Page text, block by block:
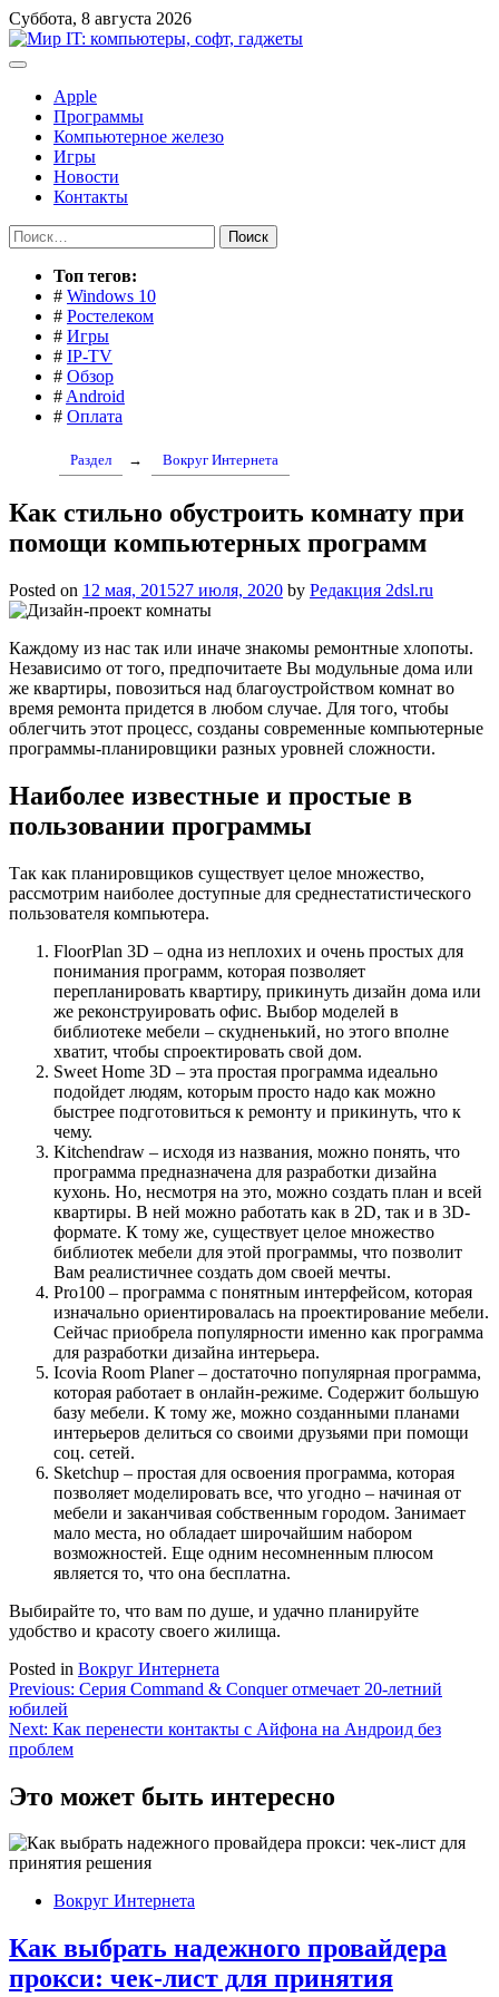
Перейти
к
содержимому
Суббота, 8 августа 2026
Apple
Программы
Компьютерное железо
Игры
Новости
Контакты
Найти:
Toп тегов:
# Windows 10
# Ростелеком
# Игры
# IP-TV
# Обзор
# Android
# Оплата
Раздел → Вокруг Интернета
Как стильно обустроить комнату при
помощи компьютерных программ
Posted on 12 мая, 201527 июля, 2020 by Редакция 2dsl.ru
Каждому из нас так или иначе знакомы ремонтные хлопоты.
Независимо от того, предпочитаете Вы модульные дома или
же квартиры, повозиться над благоустройством комнат во
время ремонта придется в любом случае. Для того, чтобы
облегчить этот процесс, созданы современные компьютерные
программы-планировщики разных уровней сложности.
Наиболее известные и простые в
пользовании программы
Так как планировщиков существует целое множество,
рассмотрим наиболее доступные для среднестатистического
пользователя компьютера.
FloorPlan 3D – одна из неплохих и очень простых для
понимания программ, которая позволяет
перепланировать квартиру, прикинуть дизайн дома или
же реконструировать офис. Выбор моделей в
библиотеке мебели – скудненький, но этого вполне
хватит, чтобы спроектировать свой дом.
Sweet Home 3D – эта простая программа идеально
подойдет людям, которым просто надо как можно
быстрее подготовиться к ремонту и прикинуть, что к
чему.
Kitchendraw – исходя из названия, можно понять, что
программа предназначена для разработки дизайна
кухонь. Но, несмотря на это, можно создать план и всей
квартиры. В ней можно работать как в 2D, так и в 3D-
формате. К тому же, существует целое множество
библиотек мебели для этой программы, что позволит
Вам реалистичнее создать дом своей мечты.
Pro100 – программа с понятным интерфейсом, которая
изначально ориентировалась на проектирование мебели.
Сейчас приобрела популярности именно как программа
для разработки дизайна интерьера.
Icovia Room Planer – достаточно популярная программа,
которая работает в онлайн-режиме. Содержит большую
базу мебели. К тому же, можно созданными планами
интерьеров делиться со своими друзьями при помощи
соц. сетей.
Sketchup – простая для освоения программа, которая
позволяет моделировать все, что угодно – начиная от
мебели и заканчивая собственным городом. Занимает
мало места, но обладает широчайшим набором
возможностей. Еще одним несомненным плюсом
является то, что она бесплатна.
Выбирайте то, что вам по душе, и удачно планируйте
удобство и красоту своего жилища.
Posted in Вокруг Интернета
Навигация
по
записям
Previous: Серия Command & Conquer отмечает 20-летний
юбилей
Next: Как перенести контакты с Айфона на Андроид без
проблем
Это может быть интересно
Вокруг Интернета
Как выбрать надежного провайдера
прокси: чек-лист для принятия